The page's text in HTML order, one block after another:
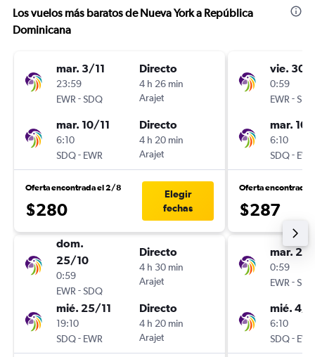
Los vuelos más baratos de Nueva York a República
Dominicana
mar. 3/11
23:59
EWR -SDQ
Directo
4 h 26 min
Arajet
mar. 10/11
6:10
SDQ- EWR
Directo
4 h 20 min
Arajet
Oferta encontrada el 2/8
$280
Elegir
fechas
dom.
25/10
0:59
EWR -SDQ
Directo
4 h 30 min
Arajet
mié. 25/11
19:10
SDQ- EWR
Directo
4 h 20 min
Arajet
vie. 30/
0:59
EWR -
mar. 10/
6:10
SDQ-
Oferta encontrada
$287
mar.
0:59
EWR -
mié. 4/
6:10
SDQ-